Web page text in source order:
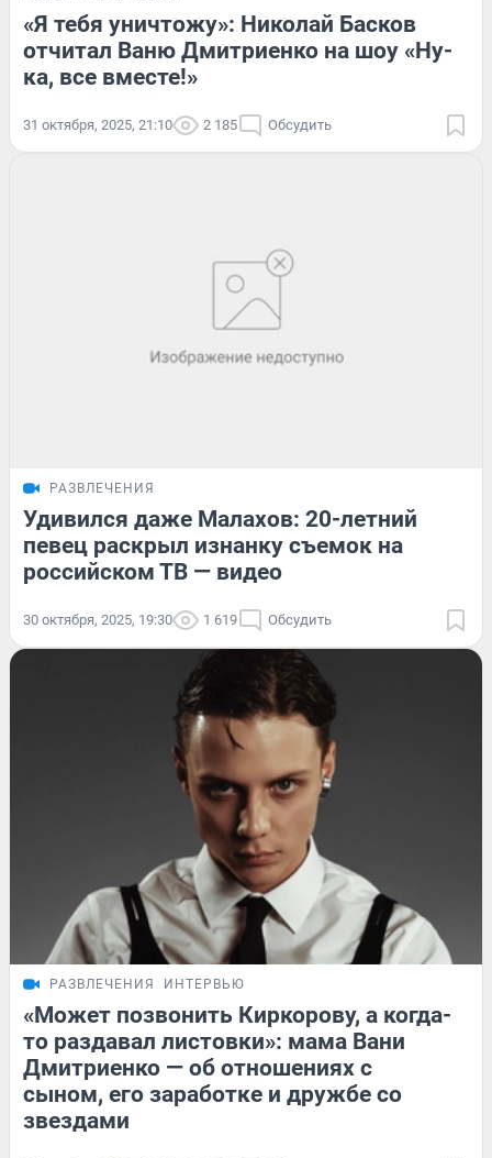
«Я тебя уничтожу»: Николай Басков
отчитал Ваню Дмитриенко на шоу «Ну-
ка, все вместе!»
31 октября, 2025, 21:10 2 185 Обсудить
РАЗВЛЕЧЕНИЯ
Удивился даже Малахов: 20-летний
певец раскрыл изнанку съемок на
российском ТВ — видео
30 октября, 2025, 19:30 1 619 Обсудить
РАЗВЛЕЧЕНИЯ ИНТЕРВЬЮ
«Может позвонить Киркорову, а когда-
то раздавал листовки»: мама Вани
Дмитриенко — об отношениях с
сыном, его заработке и дружбе со
звездами